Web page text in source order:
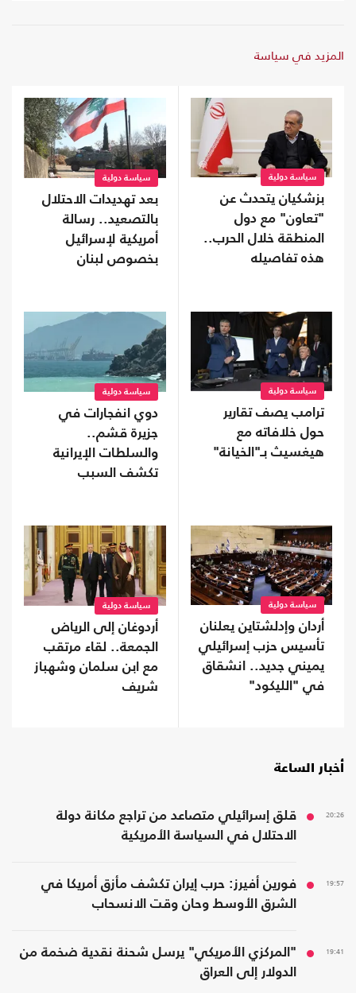
المزيد في سياسة
سياسة دولية
بزشكيان يتحدث عن
"تعاون" مع دول
المنطقة خلال الحرب..
هذه تفاصيله
سياسة دولية
بعد تهديدات الاحتلال
بالتصعيد.. رسالة
أمريكية لإسرائيل
بخصوص لبنان
سياسة دولية
ترامب يصف تقارير
حول خلافاته مع
هيغسيث بـ"الخيانة"
سياسة دولية
دوي انفجارات في
جزيرة قشم..
والسلطات الإيرانية
تكشف السبب
سياسة دولية
أردان وإدلشتاين يعلنان
تأسيس حزب إسرائيلي
يميني جديد.. انشقاق
في "الليكود"
سياسة دولية
أردوغان إلى الرياض
الجمعة.. لقاء مرتقب
مع ابن سلمان وشهباز
شريف
أخبار الساعة
20:26
قلق إسرائيلي متصاعد من تراجع مكانة دولة
الاحتلال في السياسة الأمريكية
19:57
فورين أفيرز: حرب إيران تكشف مأزق أمريكا في
الشرق الأوسط وحان وقت الانسحاب
19:41
"المركزي الأمريكي" يرسل شحنة نقدية ضخمة من
الدولار إلى العراق